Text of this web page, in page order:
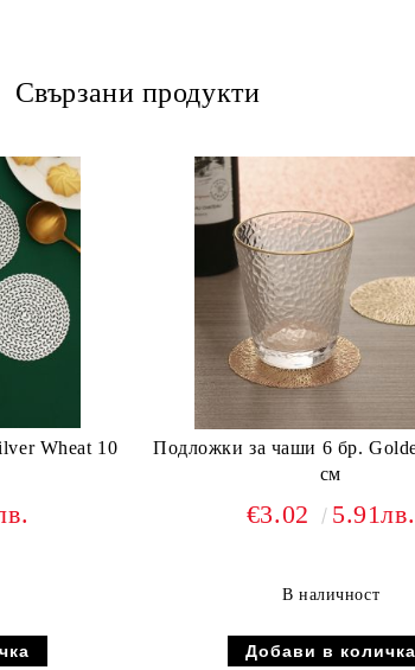
Свързани продукти
Wheat 10
Подложки за чаши 6 бр.
см
€3.02 5.91лв.
В наличност